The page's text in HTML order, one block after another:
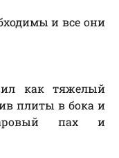
и все они
как тяжелый
плиты в бока и
пах и